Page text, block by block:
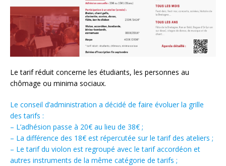
Le tarif réduit concerne les étudiants, les personnes au
chômage ou minima sociaux.
Le conseil d’administration a décidé de faire évoluer la grille
des tarifs :
– L’adhésion passe à 20€ au lieu de 38€ ;
– La différence des 18€ est répercutée sur le tarif des ateliers ;
– Le tarif du violon est regroupé avec le tarif accordéon et
autres instruments de la même catégorie de tarifs ;